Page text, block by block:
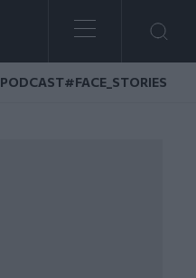
PODCAST#FACE_STORIES